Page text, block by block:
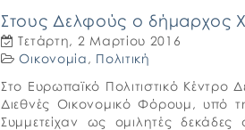
Στους Δελφούς ο δήμαρχος
Τετάρτη, 2 Μαρτίου 2016
Οικονομία , Πολιτική
Στο Ευρωπαϊκό Πολιτιστικό
Διεθνές Οικονομικό Φόρουμ, υπό
Συμμετείχαν ως ομιλητές